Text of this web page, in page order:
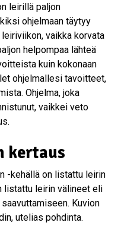
leirillä paljon
ohjelmaan täytyy
vaikka korvata
helpompaa lähteä
kuin kokonaan
ohjelmallesi tavoitteet,
Ohjelma, joka
vaikkei veto
kertaus
-kehällä on listattu leirin
listattu leirin välineet eli
Kuvion
utelias pohdinta.